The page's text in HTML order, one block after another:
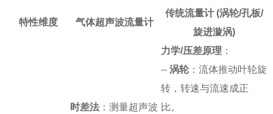
特性维度 气体超声波流量计
传统流量计 (涡轮/孔板/
旋进漩涡)
时差法 ：测量超声波
力学/压差原理 ：
-- 涡轮：流体推动叶轮旋
转，转速与流速成正
比。